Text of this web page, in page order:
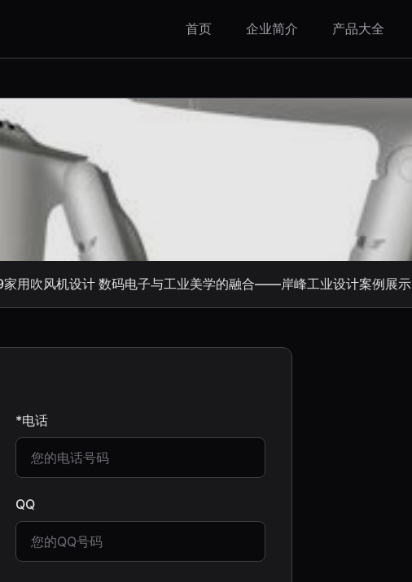
首页 企业简介 产品大全
用吹风机设计 数码电子与工业美学的融合——岸峰工业设计案例展示
*电话
QQ